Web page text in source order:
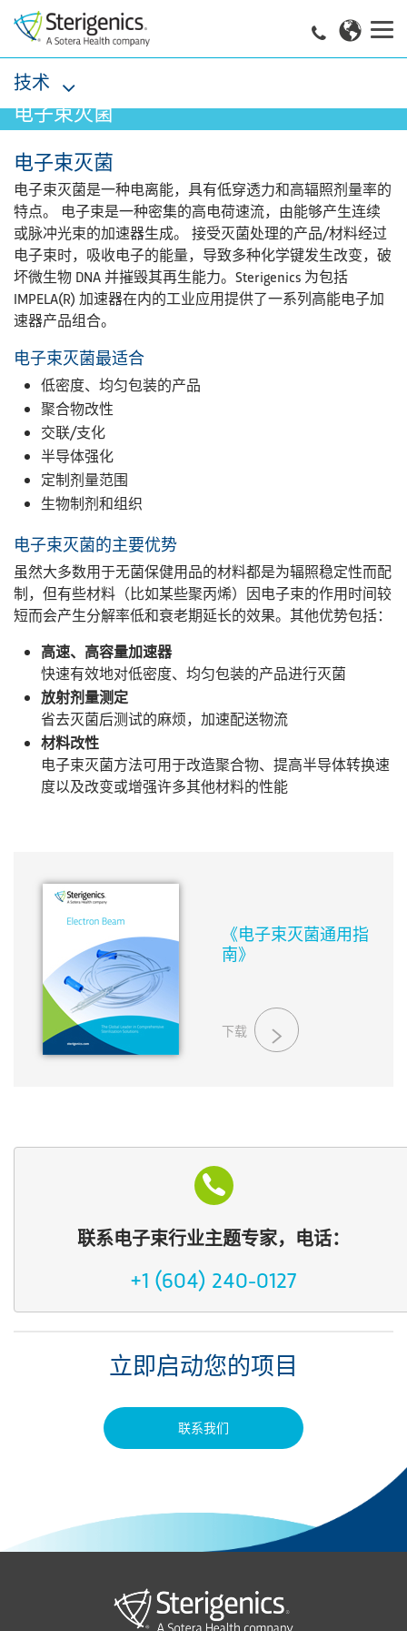
技术
电子束灭菌
电子束灭菌
电子束灭菌是一种电离能，具有低穿透力和高辐照剂量率的
特点。 电子束是一种密集的高电荷速流，由能够产生连续
或脉冲光束的加速器生成。 接受灭菌处理的产品/材料经过
电子束时，吸收电子的能量，导致多种化学键发生改变，破
坏微生物 DNA 并摧毁其再生能力。Sterigenics 为包括
IMPELA(R) 加速器在内的工业应用提供了一系列高能电子加
速器产品组合。
电子束灭菌最适合
低密度、均匀包装的产品
聚合物改性
交联/支化
半导体强化
定制剂量范围
生物制剂和组织
电子束灭菌的主要优势
虽然大多数用于无菌保健用品的材料都是为辐照稳定性而配
制，但有些材料（比如某些聚丙烯）因电子束的作用时间较
短而会产生分解率低和衰老期延长的效果。其他优势包括：
高速、高容量加速器
快速有效地对低密度、均匀包装的产品进行灭菌
放射剂量测定
省去灭菌后测试的麻烦，加速配送物流
材料改性
电子束灭菌方法可用于改造聚合物、提高半导体转换速
度以及改变或增强许多其他材料的性能
《电子束灭菌通用指
南》
下载
联系电子束行业主题专家，电话：
+1 (604) 240-0127
立即启动您的项目
联系我们